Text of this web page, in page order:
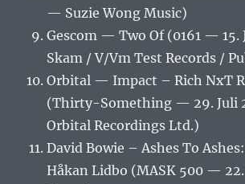
— Suzie Wong Music)
Gescom — Two Of (0161 —
Skam / V/Vm Test Records /
Orbital — Impact – Rich NxT
(Thirty-Something — 29. Juli
Orbital Recordings Ltd.)
David Bowie – Ashes To
Håkan Lidbo (MASK 500 —